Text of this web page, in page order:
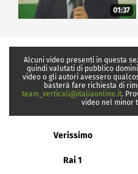
01:37
Alcuni video presenti in questa
quindi valutati di pubblico
video o gli autori avessero
basterà fare richiesta di
team_verticali@italiaonline.it.
video nel minor
Verissimo
Rai 1